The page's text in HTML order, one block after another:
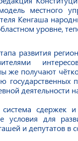
местного
Кенгаша
уровне,
развития
же получают
деятельности
сдержек и
условия для
и депутатов